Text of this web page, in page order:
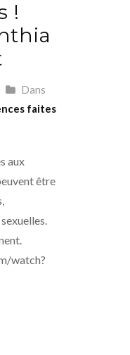
!
Dans
faites
aux
être
watch?